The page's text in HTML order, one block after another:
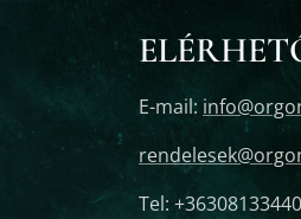
E-mail:
Tel: +36308133440